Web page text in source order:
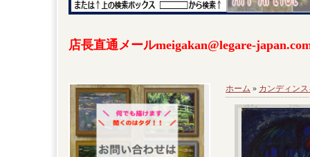
店長直通メールmeigakan@legare-
ホーム » カンディン